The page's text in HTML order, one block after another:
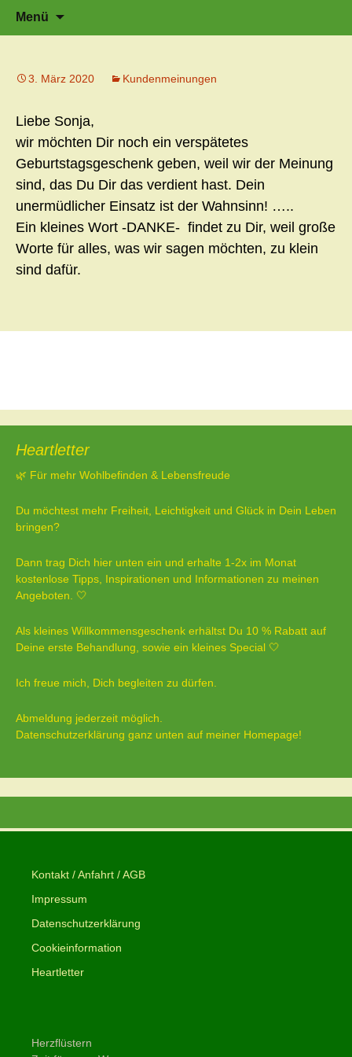
ZumHerzflüstern – Sonja Schwarzmaier –
Herzfluestern.de
Zeit für neue Wege
Menü
nach:
3. März 2020 Kundenmeinungen
Liebe Sonja,
wir möchten Dir noch ein verspätetes
Geburtstagsgeschenk geben, weil wir der Meinung
sind, das Du Dir das verdient hast. Dein
unermüdlicher Einsatz ist der Wahnsinn! …..
Ein kleines Wort -DANKE- findet zu Dir, weil große
Worte für alles, was wir sagen möchten, zu klein
sind dafür.
Heartletter
🌿 Für mehr Wohlbefinden & Lebensfreude
Du möchtest mehr Freiheit, Leichtigkeit und Glück in Dein Leben
bringen?
Dann trag Dich hier unten ein und erhalte 1-2x im Monat
kostenlose Tipps, Inspirationen und Informationen zu meinen
Angeboten. 🤍
Als kleines Willkommensgeschenk erhältst Du 10 % Rabatt auf
Deine erste Behandlung, sowie ein kleines Special 🤍
Ich freue mich, Dich begleiten zu dürfen.
Abmeldung jederzeit möglich.
Datenschutzerklärung ganz unten auf meiner Homepage!
Kontakt / Anfahrt / AGB
Impressum
Datenschutzerklärung
Cookieinformation
Heartletter
Herzflüstern